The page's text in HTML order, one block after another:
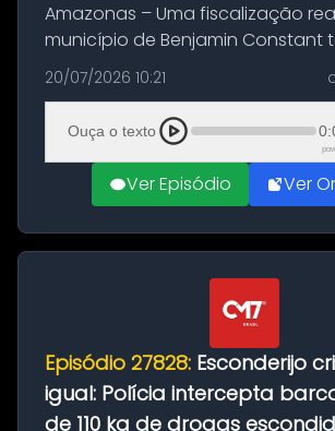
Amazonas – Uma fiscalização
município de Benjamin Constant
com a apreensão de
quilos de entorpecentes em uma
embarcação atracada no porto
materia...
20/07/2026 10:21
Ouça o texto
Ver Episódio Ver
Episódio 27828: Esconderijo
igual: Polícia intercepta
de 110 kg de drogas